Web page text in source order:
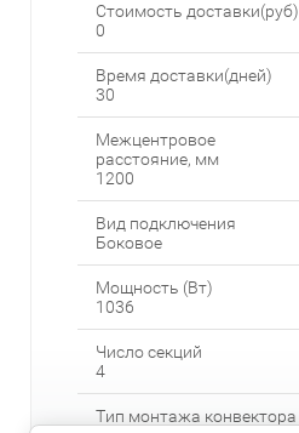
Стоимость доставки(руб)
0
Время доставки(дней)
30
Межцентровое
расстояние, мм
1200
Вид подключения
Боковое
Мощность (Вт)
1036
Число секций
4
Тип монтажа конвектора